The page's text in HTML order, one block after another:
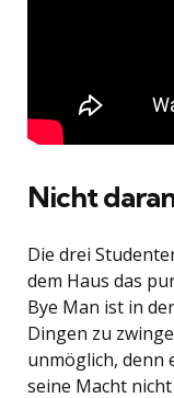
Nicht
Die drei
dem Haus das
Bye Man ist in
Dingen zu
unmöglich, denn
seine Macht